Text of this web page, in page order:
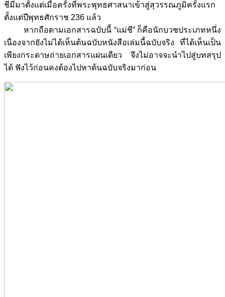
ชีมีมาตั้งแต่เมื่อครั้งที่พระพุทธศาสนาเข้าสู่สุวรรณภูมิครั้งแรก
ตั้งแต่ปีพุทธศักราช 236 แล้ว
หากถือตามเอกสารฉบับนี้ “แม่ชี” ก็คือนักบวชประเภทหนึ่ง
เนื่องจากยังไม่ได้เห็นต้นฉบับหนังสือเล่มนี้ฉบับจริง ที่ได้เห็นเป็น
เพียงกระดาษถ่ายเอกสารแผ่นเดียว จึงไม่อาจจะนำไปสู่บทสรุป
ได้ ฟังไว้ก่อนคงต้องไปหาต้นฉบับจริงมาก่อน